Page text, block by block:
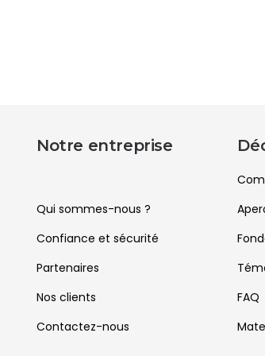
Notre entreprise
Qui sommes-nous ?
Confiance et sécurité
Partenaires
Nos clients
Contactez-nous
FAQ